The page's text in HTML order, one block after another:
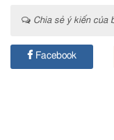
Chia sẻ ý kiến của
Facebook